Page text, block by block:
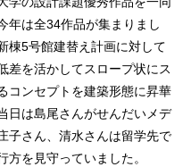
年は全34作品が集まりまし
棟5号館建替え計画に対して
差を活かしてスロープ状にス
コンセプトを建築形態に昇華
日は島尾さんがせんだいメデ
子さん、清水さんは留学先で
を見守っていました。